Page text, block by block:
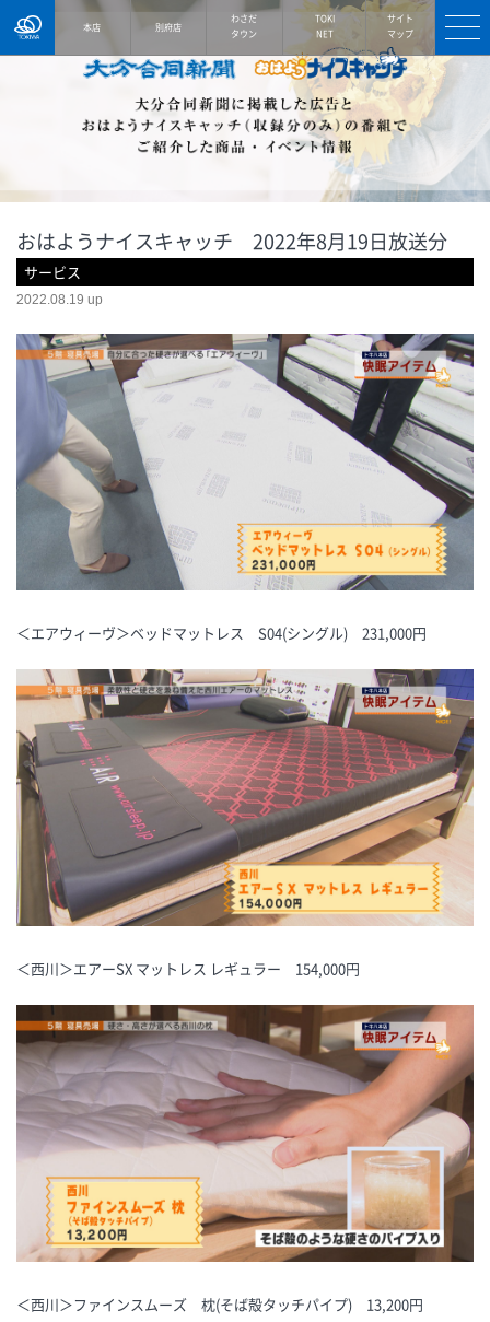
TOKIWA
本店 別府店
わさだ
タウン
TOKI
NET
サイト
マップ
おはようナイスキャッチ 2022年8月19日放送分
サービス
2022.08.19 up
＜エアウィーヴ＞ベッドマットレス S04(シングル) 231,000円
＜西川＞エアーSX マットレス レギュラー 154,000円
＜西川＞ファインスムーズ 枕(そば殻タッチパイプ) 13,200円